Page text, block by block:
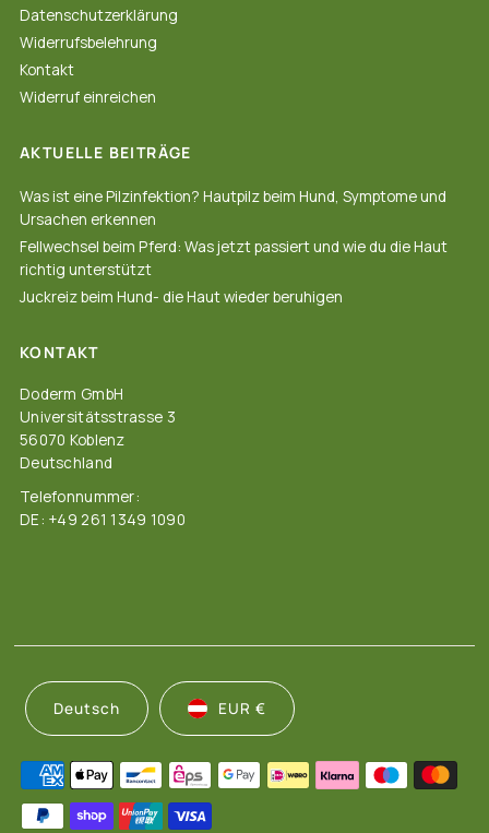
Datenschutzerklärung
Widerrufsbelehrung
Kontakt
Widerruf einreichen
AKTUELLE BEITRÄGE
Was ist eine Pilzinfektion? Hautpilz beim Hund, Symptome und
Ursachen erkennen
Fellwechsel beim Pferd: Was jetzt passiert und wie du die Haut
richtig unterstützt
Juckreiz beim Hund- die Haut wieder beruhigen
KONTAKT
Doderm GmbH
Universitätsstrasse 3
56070 Koblenz
Deutschland
Telefonnummer:
DE: +49 261 1349 1090
Deutsch EUR €